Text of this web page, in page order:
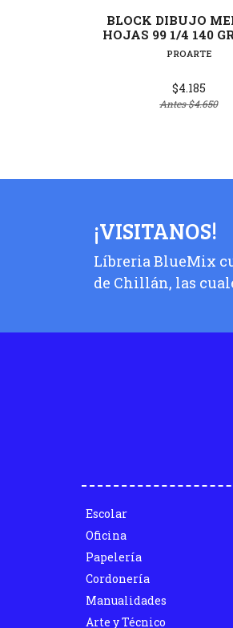
BLOCK DIBUJO
HOJAS 99 1/4 140
PROARTE
$4.185
Antes$4.650
¡VISITANOS!
Líbreria BlueMix
de Chillán, las
Escolar
Oficina
Papelería
Cordonería
Manualidades
Arte y Técnico